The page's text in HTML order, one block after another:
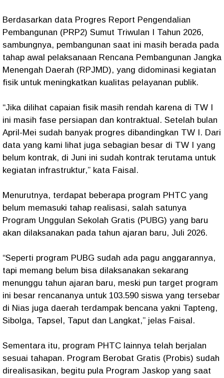
Berdasarkan data Progres Report Pengendalian
Pembangunan (PRP2) Sumut Triwulan I Tahun 2026,
sambungnya, pembangunan saat ini masih berada pada
tahap awal pelaksanaan Rencana Pembangunan Jangka
Menengah Daerah (RPJMD), yang didominasi kegiatan
fisik untuk meningkatkan kualitas pelayanan publik.
“Jika dilihat capaian fisik masih rendah karena di TW I
ini masih fase persiapan dan kontraktual. Setelah bulan
April-Mei sudah banyak progres dibandingkan TW I. Dari
data yang kami lihat juga sebagian besar di TW I yang
belum kontrak, di Juni ini sudah kontrak terutama untuk
kegiatan infrastruktur,” kata Faisal.
Menurutnya, terdapat beberapa program PHTC yang
belum memasuki tahap realisasi, salah satunya
Program Unggulan Sekolah Gratis (PUBG) yang baru
akan dilaksanakan pada tahun ajaran baru, Juli 2026.
“Seperti program PUBG sudah ada pagu anggarannya,
tapi memang belum bisa dilaksanakan sekarang
menunggu tahun ajaran baru, meski pun target program
ini besar rencananya untuk 103.590 siswa yang tersebar
di Nias juga daerah terdampak bencana yakni Tapteng,
Sibolga, Tapsel, Taput dan Langkat,” jelas Faisal.
Sementara itu, program PHTC lainnya telah berjalan
sesuai tahapan. Program Berobat Gratis (Probis) sudah
direalisasikan, begitu pula Program Jaskop yang saat